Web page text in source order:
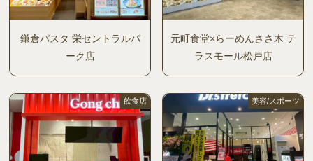
鎌倉パスタ 栄セントラルパ
ーク店
元町食堂×らーめんささ木 テ
ラスモール松戸店
飲食店 美容/スポーツ